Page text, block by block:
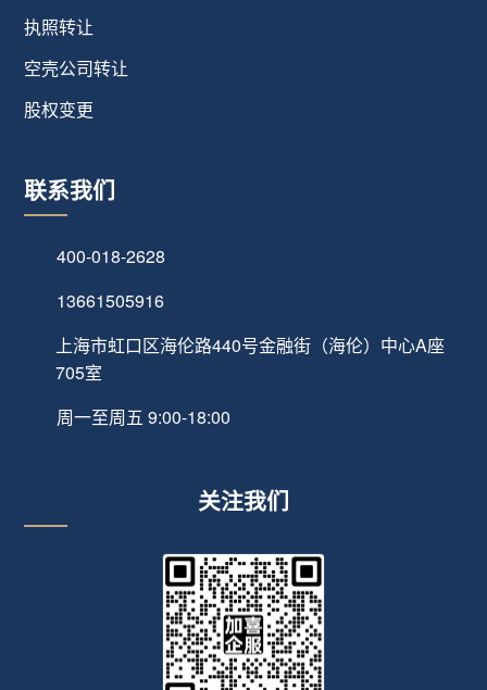
执照转让
空壳公司转让
股权变更
联系我们
400-018-2628
13661505916
上海市虹口区海伦路440号金融街（海伦）中心A座
705室
周一至周五 9:00-18:00
关注我们